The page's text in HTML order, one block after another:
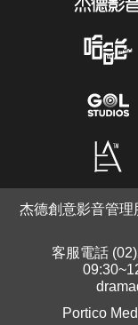
杰德創意影音管理
客服電話
Portico